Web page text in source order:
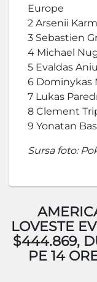
Europe
2 Arsenii
3 Sebastien
4 Michael
5 Evaldas
6 Dominykas
7 Lukas
8 Clement
9 Yonatan
Sursa foto:
LOVESTE
$444.869,
PE 14